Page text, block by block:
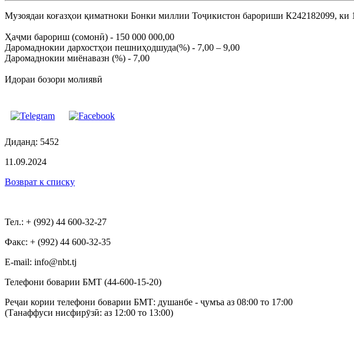
Музоядаи коғазҳои қиматноки Бонки миллии Тоҷикистон барориши К242182099, ки
Ҳаҷми барориш (сомонӣ) - 150 000 000,00
Даромаднокии дархостҳои пешниҳодшуда(%) - 7,00 – 9,00
Даромаднокии миёнавазн (%) - 7,00
Идораи бозори молиявӣ
Диданд: 5452
11.09.2024
Возврат к списку
Тел.: + (992) 44 600-32-27
Факс: + (992) 44 600-32-35
Е-mail: info@nbt.tj
Телефони боварии БМТ (44-600-15-20)
Реҷаи кории телефони боварии БМТ: душанбе - ҷумъа аз 08:00 то 17:00
(Танаффуси нисфирӯзӣ: аз 12:00 то 13:00)